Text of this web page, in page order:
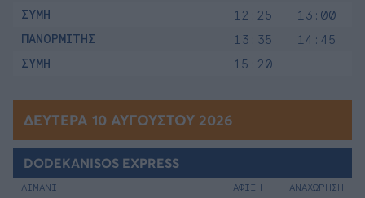
ΣΥΜΗ
12:25
13:00
ΠΑΝΟΡΜΙΤΗΣ
13:35
14:45
ΣΥΜΗ
15:20
ΔΕΥΤΈΡΑ 10 ΑΥΓΟΎΣΤΟΥ 2026
DODEKANISOS EXPRESS
ΛΙΜΑΝΙ ΑΦΙΞΗ ΑΝΑΧΩΡΗΣΗ